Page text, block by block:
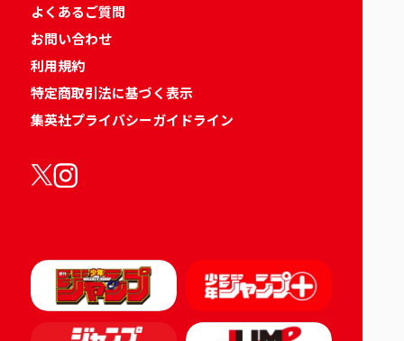
よくあるご質問
お問い合わせ
利用規約
特定商取引法に基づく表示
集英社プライバシーガイドライン